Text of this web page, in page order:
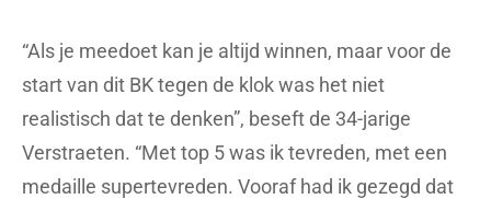
“Als je meedoet kan je altijd winnen, maar voor de
start van dit BK tegen de klok was het niet
realistisch dat te denken”, beseft de 34-jarige
Verstraeten. “Met top 5 was ik tevreden, met een
medaille supertevreden. Vooraf had ik gezegd dat